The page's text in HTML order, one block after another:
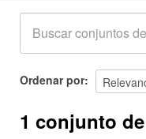
Ordenar por
1 conjunto